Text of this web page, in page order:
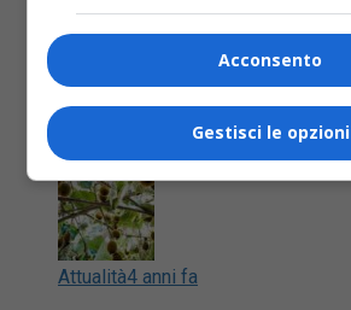
Attualità4 anni fa
Acconsento
Gestisci le opzioni